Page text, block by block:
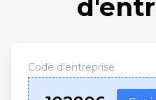
Code d'entreprise